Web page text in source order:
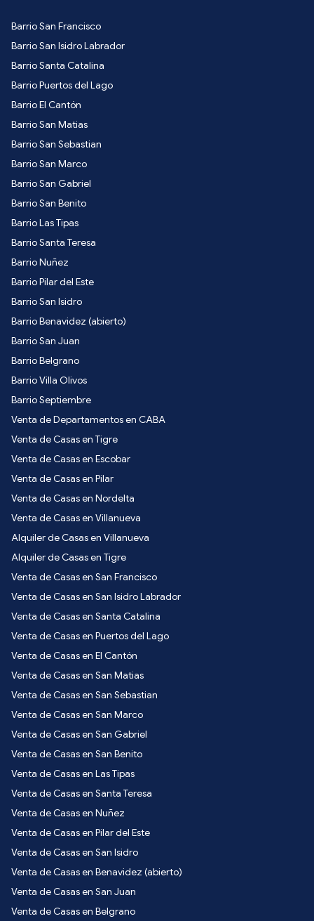
Barrio San Francisco
Barrio San Isidro Labrador
Barrio Santa Catalina
Barrio Puertos del Lago
Barrio El Cantón
Barrio San Matias
Barrio San Sebastian
Barrio San Marco
Barrio San Gabriel
Barrio San Benito
Barrio Las Tipas
Barrio Santa Teresa
Barrio Nuñez
Barrio Pilar del Este
Barrio San Isidro
Barrio Benavidez (abierto)
Barrio San Juan
Barrio Belgrano
Barrio Villa Olivos
Barrio Septiembre
Venta de Departamentos en CABA
Venta de Casas en Tigre
Venta de Casas en Escobar
Venta de Casas en Pilar
Venta de Casas en Nordelta
Venta de Casas en Villanueva
Alquiler de Casas en Villanueva
Alquiler de Casas en Tigre
Venta de Casas en San Francisco
Venta de Casas en San Isidro Labrador
Venta de Casas en Santa Catalina
Venta de Casas en Puertos del Lago
Venta de Casas en El Cantón
Venta de Casas en San Matias
Venta de Casas en San Sebastian
Venta de Casas en San Marco
Venta de Casas en San Gabriel
Venta de Casas en San Benito
Venta de Casas en Las Tipas
Venta de Casas en Santa Teresa
Venta de Casas en Nuñez
Venta de Casas en Pilar del Este
Venta de Casas en San Isidro
Venta de Casas en Benavidez (abierto)
Venta de Casas en San Juan
Venta de Casas en Belgrano